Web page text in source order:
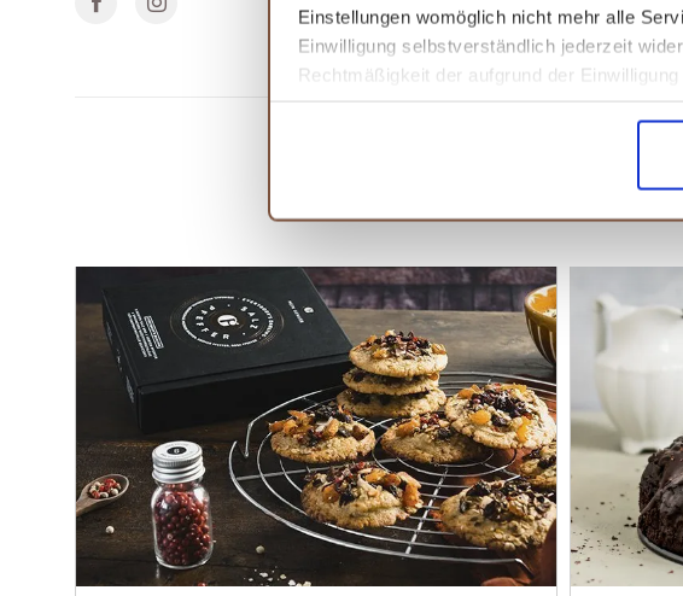
Einstellungen womöglich nicht mehr alle
Einwilligung selbstverständlich jederzeit
Rechtmäßigkeit der aufgrund der
Informationen finden Sie in unseren
WAS DIR